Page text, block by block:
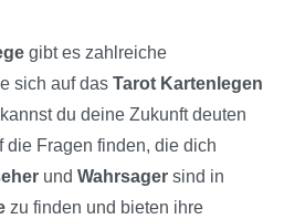
gibt es zahlreiche
sich auf das Tarot Kartenlegen
du deine Zukunft deuten
die Fragen finden, die dich
und Wahrsager sind in
zu finden und bieten ihre